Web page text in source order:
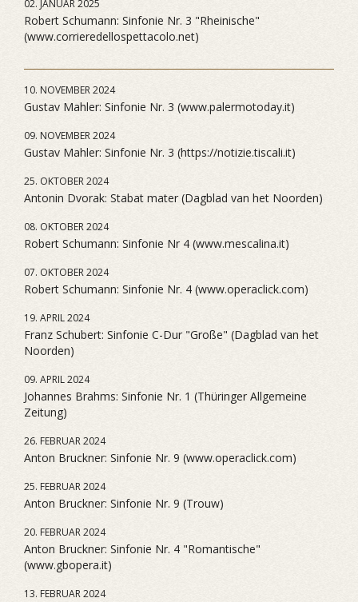
02. JANUAR 2025
Robert Schumann: Sinfonie Nr. 3 "Rheinische"
(www.corrieredellospettacolo.net)
10. NOVEMBER 2024
Gustav Mahler: Sinfonie Nr. 3 (www.palermotoday.it)
09. NOVEMBER 2024
Gustav Mahler: Sinfonie Nr. 3 (https://notizie.tiscali.it)
25. OKTOBER 2024
Antonin Dvorak: Stabat mater (Dagblad van het Noorden)
08. OKTOBER 2024
Robert Schumann: Sinfonie Nr 4 (www.mescalina.it)
07. OKTOBER 2024
Robert Schumann: Sinfonie Nr. 4 (www.operaclick.com)
19. APRIL 2024
Franz Schubert: Sinfonie C-Dur "Große" (Dagblad van het
Noorden)
09. APRIL 2024
Johannes Brahms: Sinfonie Nr. 1 (Thüringer Allgemeine
Zeitung)
26. FEBRUAR 2024
Anton Bruckner: Sinfonie Nr. 9 (www.operaclick.com)
25. FEBRUAR 2024
Anton Bruckner: Sinfonie Nr. 9 (Trouw)
20. FEBRUAR 2024
Anton Bruckner: Sinfonie Nr. 4 "Romantische"
(www.gbopera.it)
13. FEBRUAR 2024